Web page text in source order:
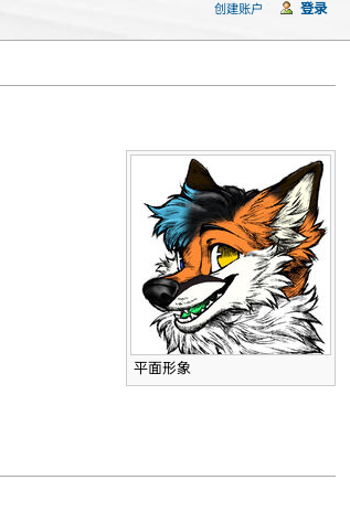
平面形象
创建账户 登录